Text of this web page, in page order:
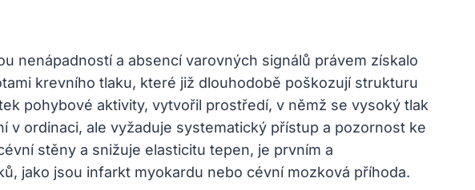
nenápadností a absencí varovných signálů právem získalo
krevního tlaku, které již dlouhodobě poškozují strukturu
pohybové aktivity, vytvořil prostředí, v němž se vysoký tlak
ordinaci, ale vyžaduje systematický přístup a pozornost ke
stěny a snižuje elasticitu tepen, je prvním a
jako jsou infarkt myokardu nebo cévní mozková příhoda.